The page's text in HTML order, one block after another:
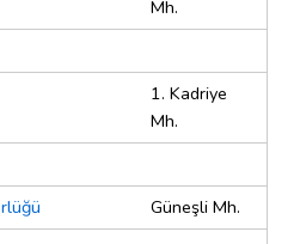
Mh.
1. Kadriye
Mh.
Güneşli Mh.